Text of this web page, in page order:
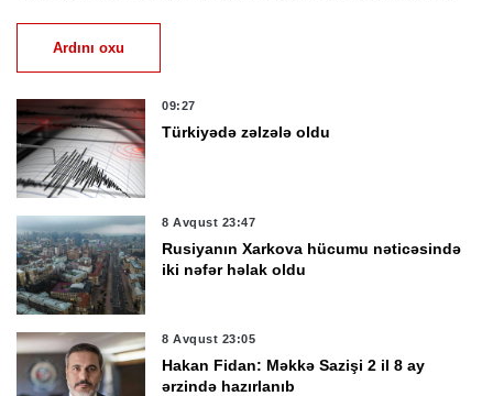
Ardını oxu
09:27
Türkiyədə zəlzələ oldu
8 Avqust 23:47
Rusiyanın Xarkova hücumu nəticəsində
iki nəfər həlak oldu
8 Avqust 23:05
Hakan Fidan: Məkkə Sazişi 2 il 8 ay
ərzində hazırlanıb